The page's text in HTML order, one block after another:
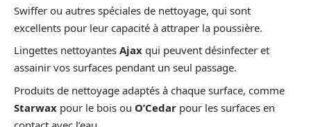
Swiffer ou autres spéciales de nettoyage, qui sont
excellents pour leur capacité à attraper la poussière.
Lingettes nettoyantes Ajax qui peuvent désinfecter et
assainir vos surfaces pendant un seul passage.
Produits de nettoyage adaptés à chaque surface, comme
Starwax pour le bois ou O’Cedar pour les surfaces en